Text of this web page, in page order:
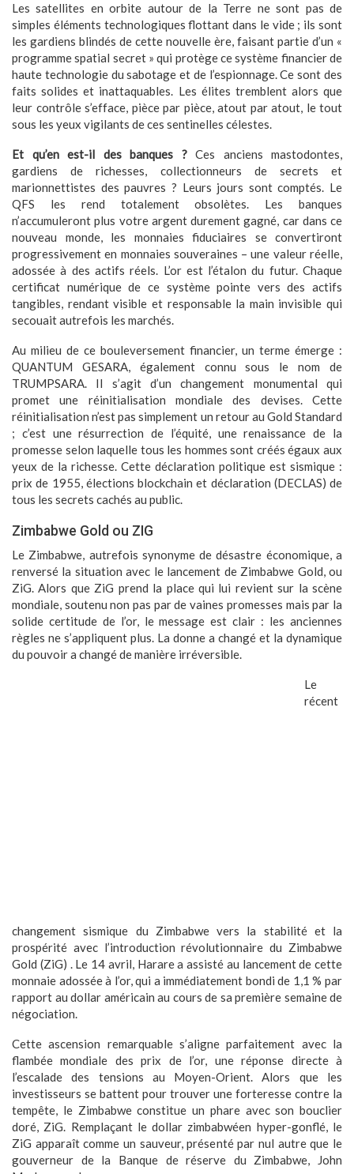
Les satellites en orbite autour de la Terre ne sont pas de
simples éléments technologiques flottant dans le vide ; ils sont
les gardiens blindés de cette nouvelle ère, faisant partie d’un «
programme spatial secret » qui protège ce système financier de
haute technologie du sabotage et de l’espionnage. Ce sont des
faits solides et inattaquables. Les élites tremblent alors que
leur contrôle s’efface, pièce par pièce, atout par atout, le tout
sous les yeux vigilants de ces sentinelles célestes.
Et qu’en est-il des banques ?Ces anciens mastodontes,
gardiens de richesses, collectionneurs de secrets et
marionnettistes des pauvres ? Leurs jours sont comptés. Le
QFS les rend totalement obsolètes. Les banques
n’accumuleront plus votre argent durement gagné, car dans ce
nouveau monde, les monnaies fiduciaires se convertiront
progressivement en monnaies souveraines – une valeur réelle,
adossée à des actifs réels. L’or est l’étalon du futur. Chaque
certificat numérique de ce système pointe vers des actifs
tangibles, rendant visible et responsable la main invisible qui
secouait autrefois les marchés.
Au milieu de ce bouleversement financier, un terme émerge :
QUANTUM GESARA, également connu sous le nom de
TRUMPSARA. Il s’agit d’un changement monumental qui
promet une réinitialisation mondiale des devises. Cette
réinitialisation n’est pas simplement un retour au Gold Standard
; c’est une résurrection de l’équité, une renaissance de la
promesse selon laquelle tous les hommes sont créés égaux aux
yeux de la richesse. Cette déclaration politique est sismique :
prix de 1955, élections blockchain et déclaration (DECLAS) de
tous les secrets cachés au public.
Zimbabwe Gold ou ZIG
Le Zimbabwe, autrefois synonyme de désastre économique, a
renversé la situation avec le lancement de Zimbabwe Gold, ou
ZiG. Alors que ZiG prend la place qui lui revient sur la scène
mondiale, soutenu non pas par de vaines promesses mais par la
solide certitude de l’or, le message est clair : les anciennes
règles ne s’appliquent plus. La donne a changé et la dynamique
du pouvoir a changé de manière irréversible.
Le
récent
changement sismique du Zimbabwe vers la stabilité et la
prospérité avec l’introduction révolutionnaire du Zimbabwe
Gold (ZiG) . Le 14 avril, Harare a assisté au lancement de cette
monnaie adossée à l’or, qui a immédiatement bondi de 1,1 % par
rapport au dollar américain au cours de sa première semaine de
négociation.
Cette ascension remarquable s’aligne parfaitement avec la
flambée mondiale des prix de l’or, une réponse directe à
l’escalade des tensions au Moyen-Orient. Alors que les
investisseurs se battent pour trouver une forteresse contre la
tempête, le Zimbabwe constitue un phare avec son bouclier
doré, ZiG. Remplaçant le dollar zimbabwéen hyper-gonflé, le
ZiG apparaît comme un sauveur, présenté par nul autre que le
gouverneur de la Banque de réserve du Zimbabwe, John